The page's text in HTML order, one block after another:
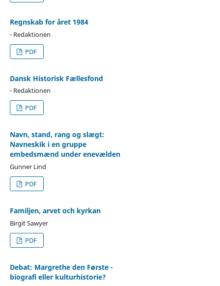
Regnskab for året 1984
- Redaktionen
PDF
Dansk Historisk Fællesfond
- Redaktionen
PDF
Navn, stand, rang og slægt:
Navneskik i en gruppe
embedsmænd under enevælden
Gunner Lind
PDF
Familjen, arvet och kyrkan
Birgit Sawyer
PDF
Debat: Margrethe den Første -
biografi eller kulturhistorie?